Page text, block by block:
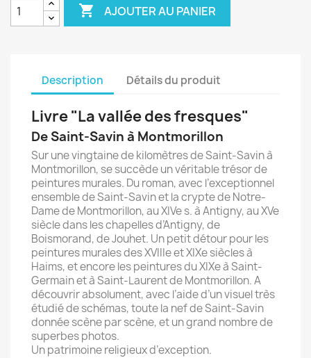
 AJOUTER AU PANIER
Description Détails du produit
Livre "La vallée des fresques"
De Saint-Savin à Montmorillon
Sur une vingtaine de kilomètres de Saint-Savin à
Montmorillon, se succède un véritable trésor de
peintures murales. Du roman, avec l’exceptionnel
ensemble de Saint-Savin et la crypte de Notre-
Dame de Montmorillon, au XIVe s. à Antigny, au XVe
siècle dans les chapelles d’Antigny, de
Boismorand, de Jouhet. Un petit détour pour les
peintures murales des XVIIIe et XIXe siècles à
Haims, et encore les peintures du XIXe à Saint-
Germain et à Saint-Laurent de Montmorillon. A
découvrir absolument, avec l’aide d’un visuel très
étudié de schémas, toute la nef de Saint-Savin
donnée scène par scène, et un grand nombre de
superbes photos.
Un patrimoine religieux d’exception.